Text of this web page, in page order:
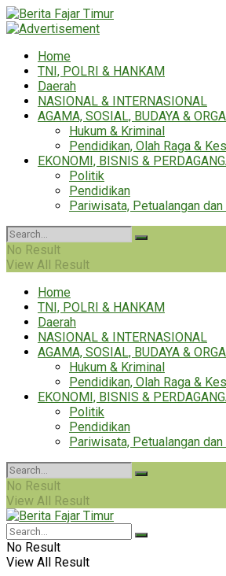
Home
TNI, POLRI & HANKAM
Daerah
NASIONAL & INTERNASIONAL
AGAMA, SOSIAL, BUDAYA &
Hukum & Kriminal
Pendidikan, Olah Raga &
EKONOMI, BISNIS &
Politik
Pendidikan
Pariwisata, Petualangan
No Result
View All Result
Home
TNI, POLRI & HANKAM
Daerah
NASIONAL & INTERNASIONAL
AGAMA, SOSIAL, BUDAYA &
Hukum & Kriminal
Pendidikan, Olah Raga &
EKONOMI, BISNIS &
Politik
Pendidikan
Pariwisata, Petualangan
No Result
View All Result
No Result
View All Result